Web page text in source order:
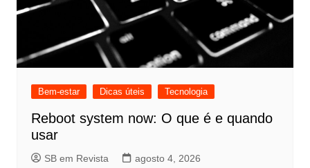
Bem-estar Dicas úteis Tecnologia
Reboot system now: O que é e quando
usar
SB em Revista agosto 4, 2026